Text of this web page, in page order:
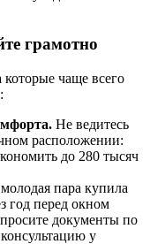
грамотно
чаще всего
Не ведитесь
расположении:
до 280 тысяч
пара купила
год перед окном
документы по
у